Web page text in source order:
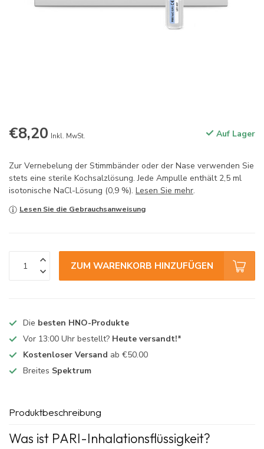
€8,20 Inkl. MwSt. Auf Lager
Zur Vernebelung der Stimmbänder oder der Nase verwenden Sie
stets eine sterile Kochsalzlösung. Jede Ampulle enthält 2,5 ml
isotonische NaCl-Lösung (0,9 %). Lesen Sie mehr.
Lesen Sie die Gebrauchsanweisung
ZUM WARENKORB HINZUFÜGEN
Die besten HNO-Produkte
Vor 13:00 Uhr bestellt? Heute versandt!*
Kostenloser Versand ab €50.00
Breites Spektrum
Produktbeschreibung
Was ist PARI-Inhalationsflüssigkeit?